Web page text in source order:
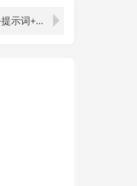
SORA2实战带货视频教程：工具介绍+提示词+剧本分镜+模特创建，全流程实战教学